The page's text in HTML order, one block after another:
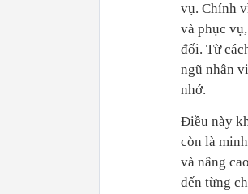
vụ. Chính
và phục
đối. Từ
ngũ nhân
nhớ.
Điều này
còn là
và nâng
đến từng